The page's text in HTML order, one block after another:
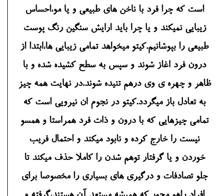
است که چرا فرد با ناخن های طبیعی و یا مو،احساس
زیبایی نمیکند و یا چرا باید ارایش سنگین رنگ پوست
طبیعی را بپوشانیم.کیتو میخواهد تمامی زیبایی ها،ابتدا از
درون فرد اغاز شوند و سپس به سطح کشیده شده و با
ظاهر و چهره ی وی درهم تنیده شوند.در نهایت همه چیز
به تعادل باز میگردد.کیتو در نجوم ان نیرویی است که
تمامی چیزهایی که با درون و ذات فرد همراستا و همسو
نیست را خارج کرده و نابود میکند و احتمال فریب
خوردن و یا گرفتار توهم شدن را کاملا حذف میکند تا
جلو تصادفات و درگیری های بسیاری را مخصوصا برای